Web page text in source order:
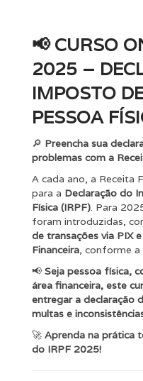
📢CURSO
2025 –
IMPOSTO
PESSOA
🔎 Preencha sua
problemas com a
A cada ano, a Receita
para a Declaração do
Física (IRPF). Para
foram introduzidas,
de transações via PIX
Financeira, conforme a
📢 Seja pessoa física,
área financeira, este
entregar a declaração
multas e
🚀 Aprenda na prática
do IRPF 2025!